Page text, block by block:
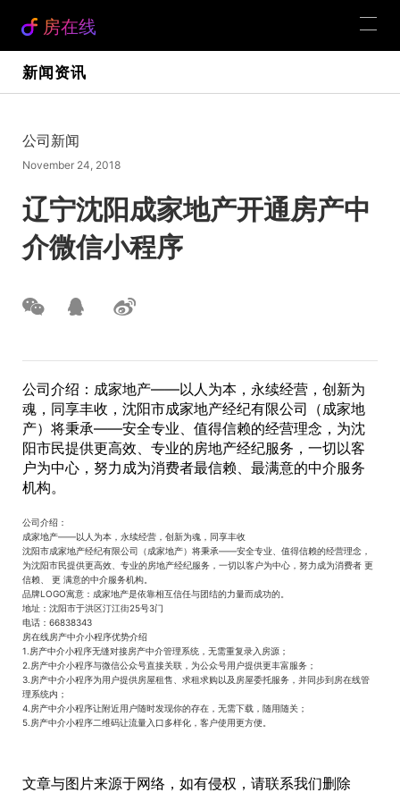
房在线
新闻资讯
公司新闻
November 24, 2018
辽宁沈阳成家地产开通房产中
介微信小程序
公司介绍：成家地产——以人为本，永续经营，创新为
魂，同享丰收，沈阳市成家地产经纪有限公司（成家地
产）将秉承——安全专业、值得信赖的经营理念，为沈
阳市民提供更高效、专业的房地产经纪服务，一切以客
户为中心，努力成为消费者最信赖、最满意的中介服务
机构。
公司介绍：
成家地产——以人为本，永续经营，创新为魂，同享丰收
沈阳市成家地产经纪有限公司（成家地产）将秉承——安全专业、值得信赖的经营理念，
为沈阳市民提供更高效、专业的房地产经纪服务，一切以客户为中心，努力成为消费者 更
信赖、 更 满意的中介服务机构。
品牌LOGO寓意：成家地产是依靠相互信任与团结的力量而成功的。
地址：沈阳市于洪区汀江街25号3门
电话：66838343
房在线房产中介小程序优势介绍
1.房产中介小程序无缝对接房产中介管理系统，无需重复录入房源；
2.房产中介小程序与微信公众号直接关联，为公众号用户提供更丰富服务；
3.房产中介小程序为用户提供房屋租售、求租求购以及房屋委托服务，并同步到房在线管
理系统内；
4.房产中介小程序让附近用户随时发现你的存在，无需下载，随用随关；
5.房产中介小程序二维码让流量入口多样化，客户使用更方便。
文章与图片来源于网络，如有侵权，请联系我们删除